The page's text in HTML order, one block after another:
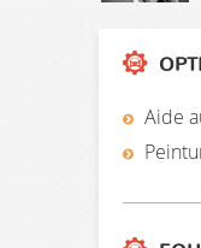
Aide